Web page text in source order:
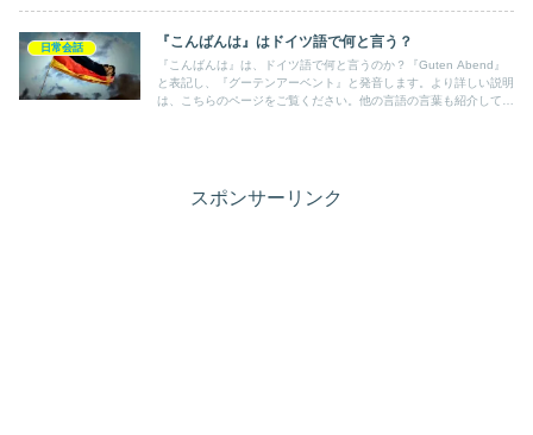
日常会話 『こんばんは』はドイツ語で何と言う？
『こんばんは』は、ドイツ語で何と言うのか？『Guten Abend』
と表記し、『グーテンアーベント』と発音します。より詳しい説明
は、こちらのページをご覧ください。他の言語の言葉も紹介してい
スポンサーリンク